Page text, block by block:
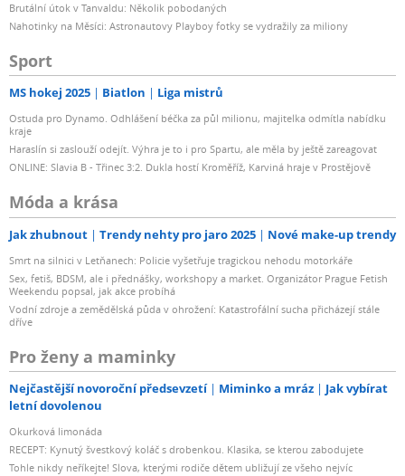
Brutální útok v Tanvaldu: Několik pobodaných
Nahotinky na Měsíci: Astronautovy Playboy fotky se vydražily za miliony
Sport
MS hokej 2025 Biatlon Liga mistrů
Ostuda pro Dynamo. Odhlášení béčka za půl milionu, majitelka odmítla nabídku
kraje
Haraslín si zaslouží odejít. Výhra je to i pro Spartu, ale měla by ještě zareagovat
ONLINE: Slavia B - Třinec 3:2. Dukla hostí Kroměříž, Karviná hraje v Prostějově
Móda a krása
Jak zhubnout Trendy nehty pro jaro 2025 Nové make-up trendy
Smrt na silnici v Letňanech: Policie vyšetřuje tragickou nehodu motorkáře
Sex, fetiš, BDSM, ale i přednášky, workshopy a market. Organizátor Prague Fetish
Weekendu popsal, jak akce probíhá
Vodní zdroje a zemědělská půda v ohrožení: Katastrofální sucha přicházejí stále
dříve
Pro ženy a maminky
Nejčastější novoroční předsevzetí Miminko a mráz
Jak vybírat
letní dovolenou
Okurková limonáda
RECEPT: Kynutý švestkový koláč s drobenkou. Klasika, se kterou zabodujete
Tohle nikdy neříkejte! Slova, kterými rodiče dětem ubližují ze všeho nejvíc